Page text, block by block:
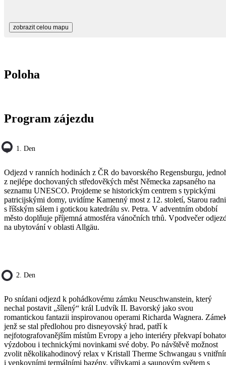
zobrazit celou mapu
Poloha
Program zájezdu
1. Den
Odjezd v ranních hodinách z ČR do bavorského Regensburgu,
z nejlépe dochovaných středověkých měst Německa zapsaného na
seznamu UNESCO. Projdeme se historickým centrem s typickými
patricijskými domy, uvidíme Kamenný most z 12. století, Starou
s říšským sálem i gotickou katedrálu sv. Petra. V adventním období
město doplňuje příjemná atmosféra vánočních trhů. Vpodvečer
na ubytování v oblasti Allgäu.
2. Den
Po snídani odjezd k pohádkovému zámku Neuschwanstein, který
nechal postavit „šílený“ král Ludvík II. Bavorský jako svou
romantickou fantazii inspirovanou operami Richarda Wagnera.
jenž se stal předlohou pro disneyovský hrad, patří k
nejfotografovanějším místům Evropy a jeho interiéry překvapí
výzdobou i technickými novinkami své doby. Po návštěvě možnost
zvolit několikahodinový relax v Kristall Therme Schwangau s
i venkovními termálními bazény, vířivkami a saunovým světem s